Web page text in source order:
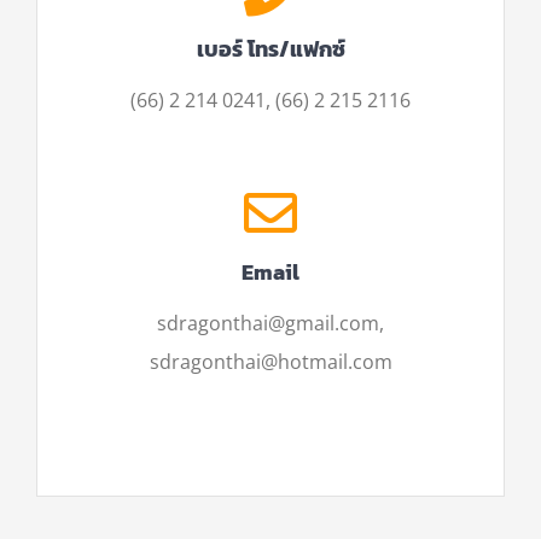
เบอร์ โทร/แฟกซ์
(66) 2 214 0241, (66) 2 215 2116
Email
sdragonthai@gmail.com,
sdragonthai@hotmail.com